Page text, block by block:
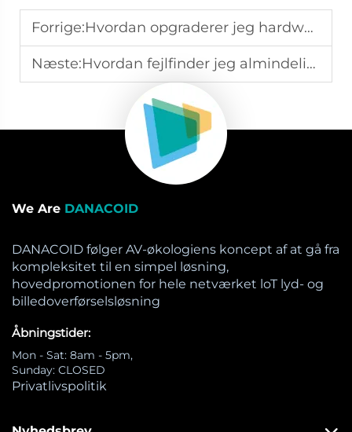
Forrige:Hvordan opgraderer jeg hardwarekomponenterne i en alt-i-en computer?
Næste:Hvordan fejlfinder jeg almindelige problemer med mit højttalersystem, såsom forvrængning eller lav volumen?
We Are DANACOID
DANACOID følger AV-økologiens koncept af at gå fra
kompleksitet til en simpel løsning,
hovedpromotionen for hele netværket loT lyd- og
billedoverførselsløsning
Åbningstider:
Mon - Sat: 8am - 5pm,
Sunday: CLOSED
Privatlivspolitik